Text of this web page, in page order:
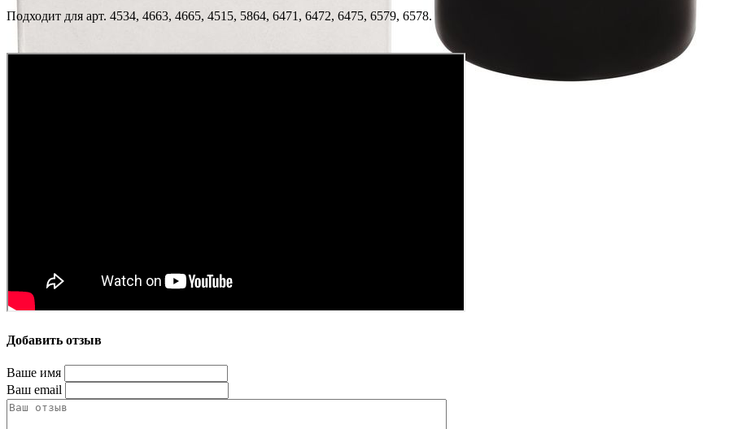
Подходит для арт. 4534, 4663, 4665, 4515, 5864, 6471, 6472, 6475, 6579, 6578.
Добавить отзыв
Ваше имя
Ваш email